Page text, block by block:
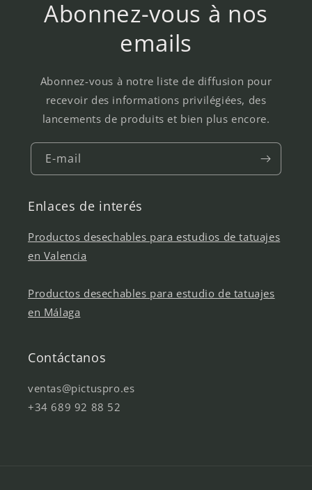
Abonnez-vous à nos
emails
Abonnez-vous à notre liste de diffusion pour
recevoir des informations privilégiées, des
lancements de produits et bien plus encore.
E-mail
Enlaces de interés
Productos desechables para estudios de tatuajes
en Valencia
Productos desechables para estudio de tatuajes
en Málaga
Contáctanos
ventas@pictuspro.es
+34 689 92 88 52